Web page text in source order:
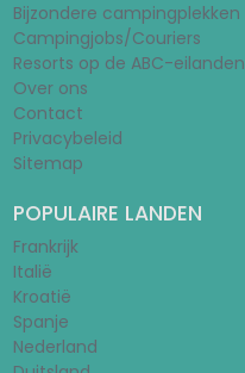
Bijzondere campingplekken
Campingjobs/Couriers
Resorts op de ABC-eilanden
Over ons
Contact
Privacybeleid
Sitemap
POPULAIRE LANDEN
Frankrijk
Italië
Kroatië
Spanje
Nederland